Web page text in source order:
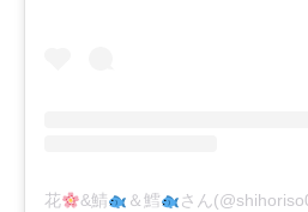
花 &鯖 ＆鱈 さん